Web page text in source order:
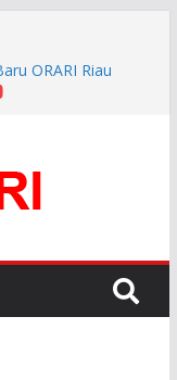
ORARI Riau
Diskominfotik
Pimpin ORARI
Langsung
III Bengkalis